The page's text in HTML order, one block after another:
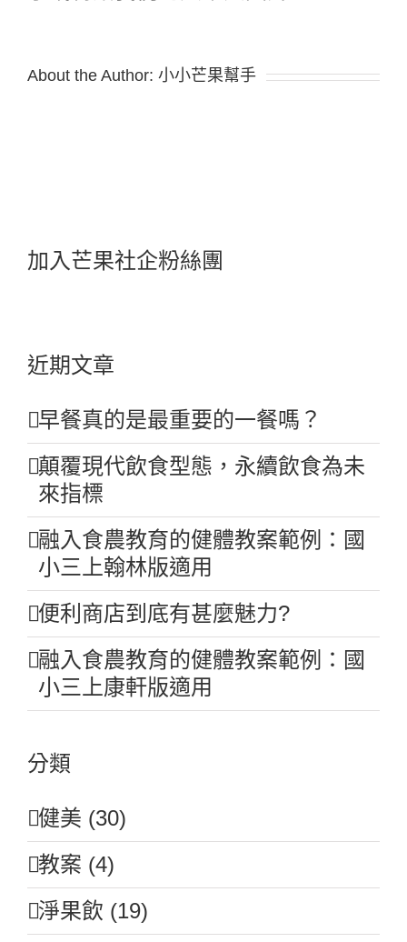
About the Author: 小小芒果幫手
加入芒果社企粉絲團
近期文章
早餐真的是最重要的一餐嗎？
顛覆現代飲食型態，永續飲食為未
來指標
融入食農教育的健體教案範例：國
小三上翰林版適用
便利商店到底有甚麼魅力?
融入食農教育的健體教案範例：國
小三上康軒版適用
分類
健美 (30)
教案 (4)
淨果飲 (19)